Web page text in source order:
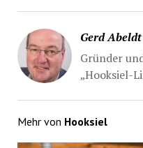
Gerd Abeldt
Gründer
„Hooksiel-
Mehr von Hooksiel